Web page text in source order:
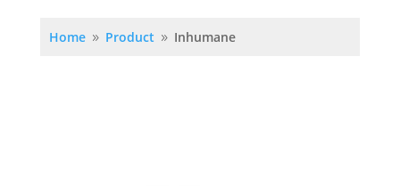
Home 9 Product 9 Inhumane